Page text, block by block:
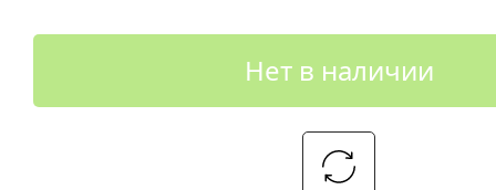
Нет в наличии